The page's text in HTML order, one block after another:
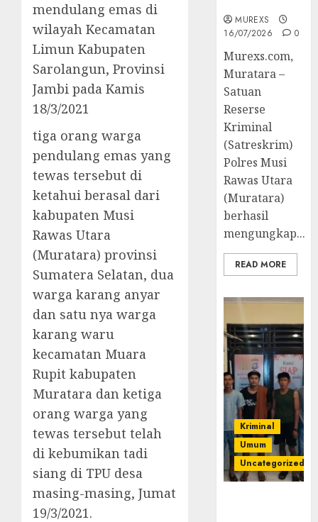
mendulang emas di
wilayah Kecamatan
Limun Kabupaten
Sarolangun, Provinsi
Jambi pada Kamis
18/3/2021
tiga orang warga
pendulang emas yang
tewas tersebut di
ketahui berasal dari
kabupaten Musi
Rawas Utara
(Muratara) provinsi
Sumatera Selatan, dua
warga karang anyar
dan satu nya warga
karang waru
kecamatan Muara
Rupit kabupaten
Muratara dan ketiga
orang warga yang
tewas tersebut telah
di kebumikan tadi
siang di TPU desa
masing-masing, Jumat
19/3/2021.
MUREXS
16/07/2026
0
Murexs.com,
Muratara –
Satuan
Reserse
Kriminal
(Satreskrim)
Polres Musi
Rawas Utara
(Muratara)
berhasil
mengungkap...
READ MORE
Kriminal
Umum
Uncategorized